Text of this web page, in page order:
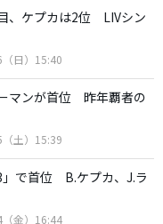
、ケプカは2位 LIVシン
日）15:40
マンが首位 昨年覇者の
土）15:39
」で首位 B.ケプカ、J.ラ
金）16:44